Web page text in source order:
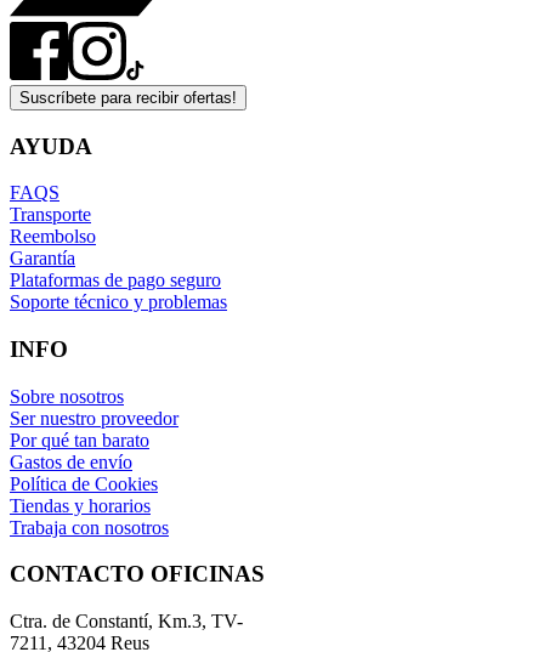
Suscríbete para recibir ofertas!
AYUDA
FAQS
Transporte
Reembolso
Garantía
Plataformas de pago seguro
Soporte técnico y problemas
INFO
Sobre nosotros
Ser nuestro proveedor
Por qué tan barato
Gastos de envío
Política de Cookies
Tiendas y horarios
Trabaja con nosotros
CONTACTO OFICINAS
Ctra. de Constantí, Km.3, TV-
7211, 43204 Reus